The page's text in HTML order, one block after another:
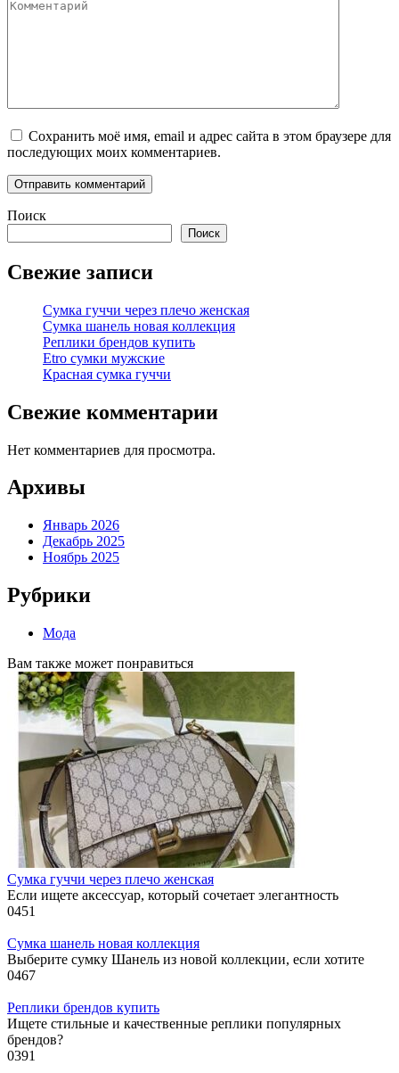
Сохранить моё имя, email и адрес сайта в этом браузере для
последующих моих комментариев.
Поиск
Поиск
Свежие записи
Сумка гуччи через плечо женская
Сумка шанель новая коллекция
Реплики брендов купить
Etro сумки мужские
Красная сумка гуччи
Свежие комментарии
Нет комментариев для просмотра.
Архивы
Январь 2026
Декабрь 2025
Ноябрь 2025
Рубрики
Мода
Вам также может понравиться
Сумка гуччи через плечо женская
Если ищете аксессуар, который сочетает элегантность
0451
Сумка шанель новая коллекция
Выберите сумку Шанель из новой коллекции, если хотите
0467
Реплики брендов купить
Ищете стильные и качественные реплики популярных
брендов?
0391